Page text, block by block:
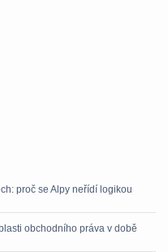
proč se Alpy neřídí logikou
obchodního práva v době